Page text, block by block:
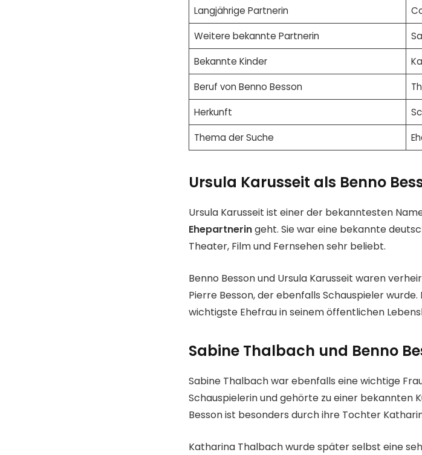
Langjährige Partnerin
Weitere bekannte Partnerin
Bekannte Kinder
Beruf von Benno Besson
Herkunft
Thema der Suche
Ursula Karusseit als Benno
Ursula Karusseit ist einer der bekanntesten
Ehepartneringeht. Sie war eine bekannte
Theater, Film und Fernsehen sehr beliebt.
Benno Besson und Ursula Karusseit waren
Pierre Besson, der ebenfalls Schauspieler
wichtigste Ehefrau in seinem öffentlichen
Sabine Thalbach und Benno
Sabine Thalbach war ebenfalls eine wichtige
Schauspielerin und gehörte zu einer bekannten
Besson ist besonders durch ihre Tochter
Katharina Thalbach wurde später selbst eine